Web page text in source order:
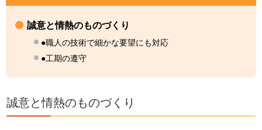
誠意と情熱のものづくり
●職人の技術で細かな要望にも対応
●工期の遵守
誠意と情熱のものづくり